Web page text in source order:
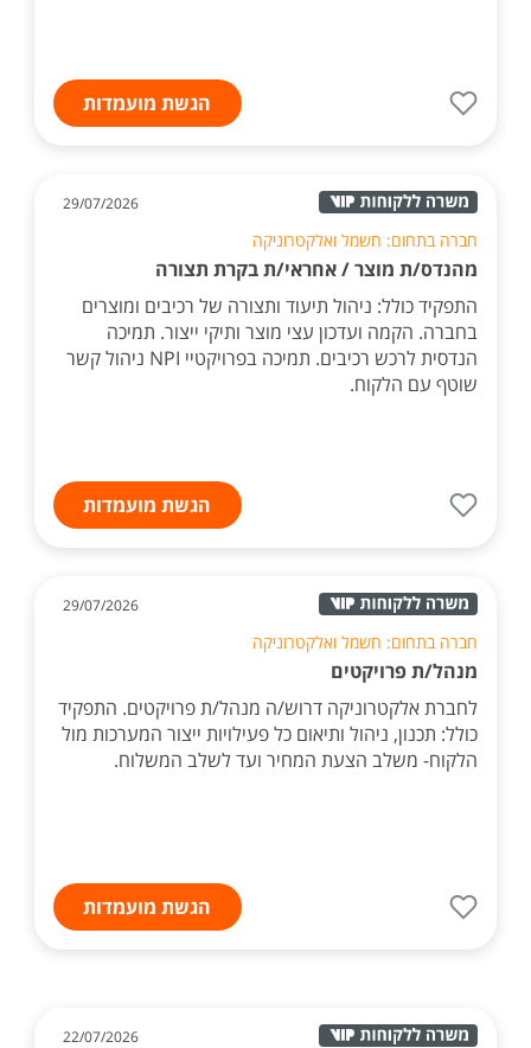
הגשת מועמדות
29/07/2026
חברה בתחום: חשמל ואלקטרוניקה
מהנדס/ת מוצר / אחראי/ת בקרת תצורה
התפקיד כולל: ניהול תיעוד ותצורה של רכיבים ומוצרים
בחברה. הקמה ועדכון עצי מוצר ותיקי ייצור. תמיכה
הנדסית לרכש רכיבים. תמיכה בפרויקטיי NPI ניהול קשר
שוטף עם הלקוח.
הגשת מועמדות
29/07/2026
חברה בתחום: חשמל ואלקטרוניקה
מנהל/ת פרויקטים
לחברת אלקטרוניקה דרוש/ה מנהל/ת פרויקטים. התפקיד
כולל: תכנון, ניהול ותיאום כל פעילויות ייצור המערכות מול
הלקוח- משלב הצעת המחיר ועד לשלב המשלוח.
הגשת מועמדות
22/07/2026